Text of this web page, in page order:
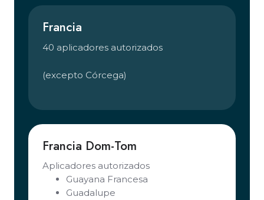
Francia
40 aplicadores autorizados
(excepto Córcega)
Francia Dom-Tom
Aplicadores autorizados
Guayana Francesa
Guadalupe